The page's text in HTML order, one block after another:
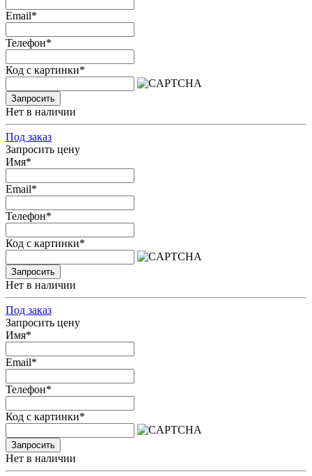
Email*
Телефон*
Код с картинки*
Запросить
Нет в наличии
Под заказ
Запросить цену
Имя*
Email*
Телефон*
Код с картинки*
Запросить
Нет в наличии
Под заказ
Запросить цену
Имя*
Email*
Телефон*
Код с картинки*
Запросить
Нет в наличии